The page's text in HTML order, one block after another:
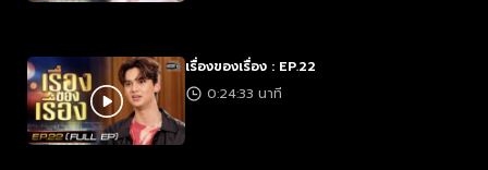
เรื่องของเรื่อง : EP.22
0:24:33 นาที